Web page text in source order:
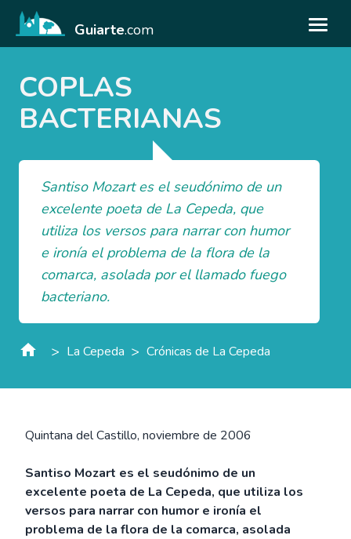
Guiarte.com
COPLAS
BACTERIANAS
Santiso Mozart es el seudónimo de un
excelente poeta de La Cepeda, que
utiliza los versos para narrar con humor
e ironía el problema de la flora de la
comarca, asolada por el llamado fuego
bacteriano.
> La Cepeda > Crónicas de La Cepeda
Quintana del Castillo, noviembre de 2006
Santiso Mozart es el seudónimo de un
excelente poeta de La Cepeda, que utiliza los
versos para narrar con humor e ironía el
problema de la flora de la comarca, asolada